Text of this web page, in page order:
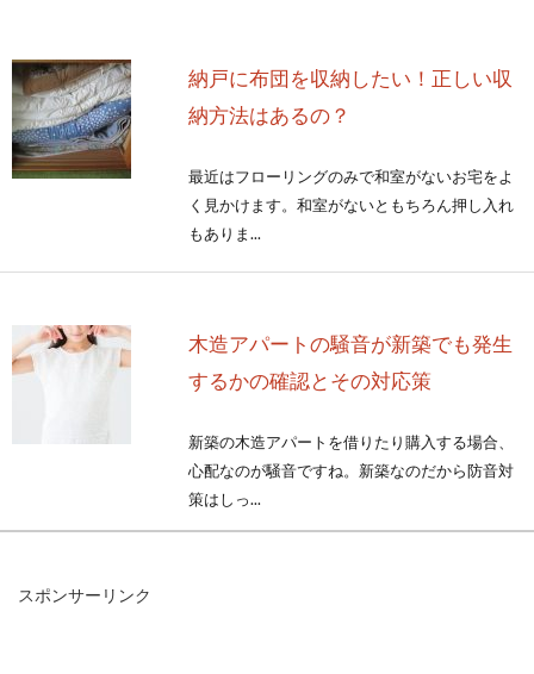
納戸に布団を収納したい！正しい収
納方法はあるの？
最近はフローリングのみで和室がないお宅をよ
く見かけます。和室がないともちろん押し入れ
もありま...
木造アパートの騒音が新築でも発生
するかの確認とその対応策
新築の木造アパートを借りたり購入する場合、
心配なのが騒音ですね。新築なのだから防音対
策はしっ...
スポンサーリンク